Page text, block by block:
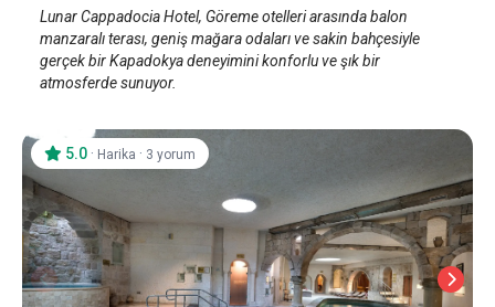
Lunar Cappadocia Hotel, Göreme otelleri arasında balon
manzaralı terası, geniş mağara odaları ve sakin bahçesiyle
gerçek bir Kapadokya deneyimini konforlu ve şık bir
atmosferde sunuyor.
5.0 · Harika · 3 yorum